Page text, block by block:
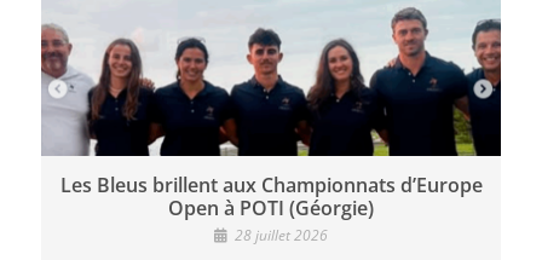
Les Bleus brillent aux Championnats d’Europe
Open à POTI (Géorgie)
28 juillet 2026